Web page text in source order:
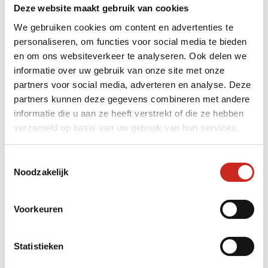
Deze website maakt gebruik van cookies
We gebruiken cookies om content en advertenties te
personaliseren, om functies voor social media te bieden
en om ons websiteverkeer te analyseren. Ook delen we
informatie over uw gebruik van onze site met onze
partners voor social media, adverteren en analyse. Deze
partners kunnen deze gegevens combineren met andere
informatie die u aan ze heeft verstrekt of die ze hebben
verzameld op basis van uw gebruik van hun services.
Noodzakelijk
Voorkeuren
Statistieken
Overdag rijden we langs vulkanische
ruige kustlijnen. En elke keer denk ik weer: hier
was ik nooit gekomen met de trein.
En niet alleenKyushu: ook Shikoku,Noord-
Honshuen Hokkaidozijn bij uitstek
bestemmingen om per huurauto te verkennen.
Nieuwsgierig naar het onbekendeJapan? Stap
in en ontdek.
Geschreven door Reisspecialist